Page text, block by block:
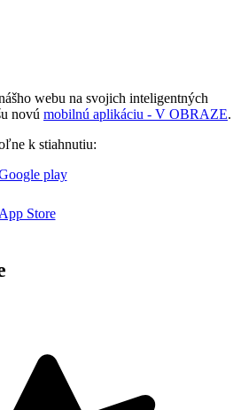
webu na svojich inteligentných
novú mobilnú aplikáciu - V OBRAZE.
k stiahnutiu: